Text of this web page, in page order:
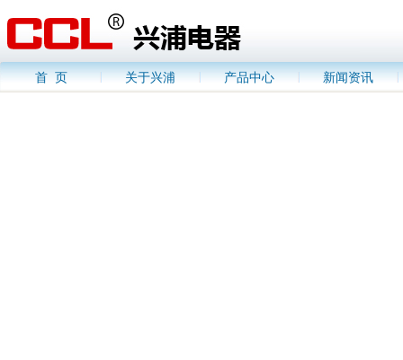
首 页 关于兴浦 产品中心 新闻资讯